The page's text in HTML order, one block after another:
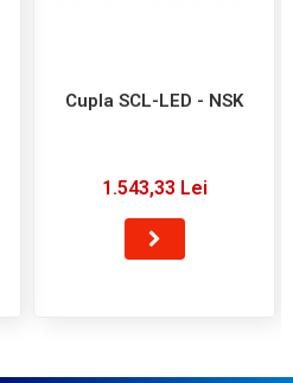
Cupla SCL-LED - NSK
1.543,33 Lei